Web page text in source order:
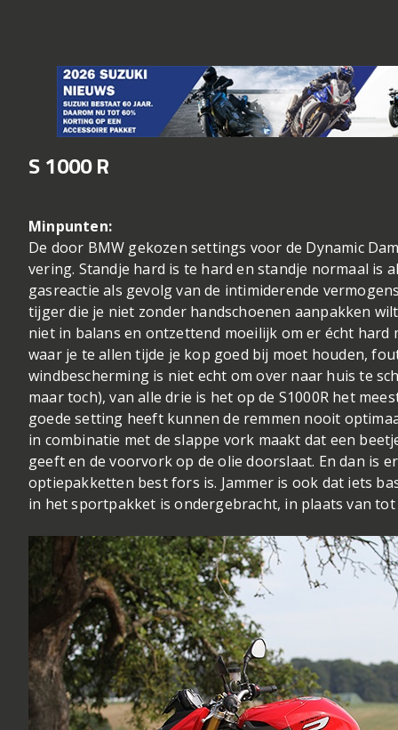
S 1000 R
Minpunten:
De door BMW gekozen settings voor de Dynamic
vering. Standje hard is te hard en standje normaal is
gasreactie als gevolg van de intimiderende
tijger die je niet zonder handschoenen aanpakken
niet in balans en ontzettend moeilijk om er écht hard
waar je te allen tijde je kop goed bij moet houden,
windbescherming is niet echt om over naar huis te
maar toch), van alle drie is het op de S1000R het
goede setting heeft kunnen de remmen nooit
in combinatie met de slappe vork maakt dat een
geeft en de voorvork op de olie doorslaat. En dan is
optiepakketten best fors is. Jammer is ook dat iets
in het sportpakket is ondergebracht, in plaats van